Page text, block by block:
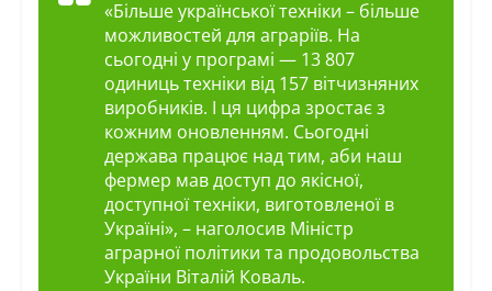
«Більше української техніки – більше
можливостей для аграріїв. На
сьогодні у програмі — 13 807
одиниць техніки від 157 вітчизняних
виробників. І ця цифра зростає з
кожним оновленням. Сьогодні
держава працює над тим, аби наш
фермер мав доступ до якісної,
доступної техніки, виготовленої в
Україні», – наголосив Міністр
аграрної політики та продовольства
України Віталій Коваль.